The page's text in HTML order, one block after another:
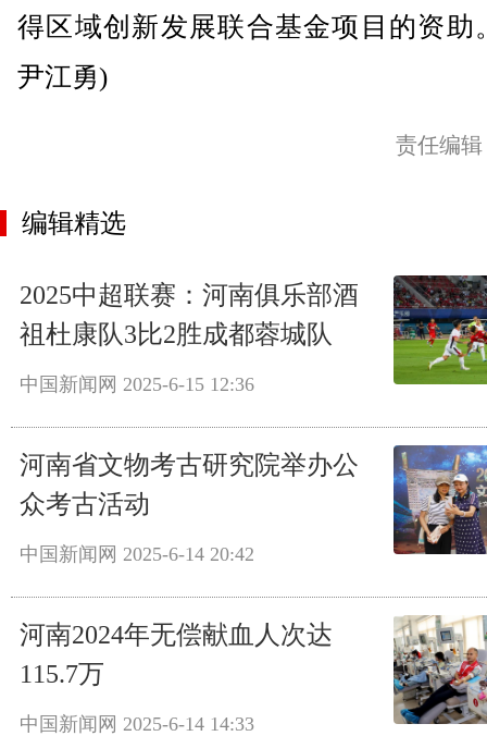
得区域创新发展联合基金项目的资助
尹江勇)
责任编
编辑精选
2025中超联赛：河南俱乐部酒
祖杜康队3比2胜成都蓉城队
中国新闻网 2025-6-15 12:36
河南省文物考古研究院举办公
众考古活动
中国新闻网 2025-6-14 20:42
河南2024年无偿献血人次达
115.7万
中国新闻网 2025-6-14 14:33